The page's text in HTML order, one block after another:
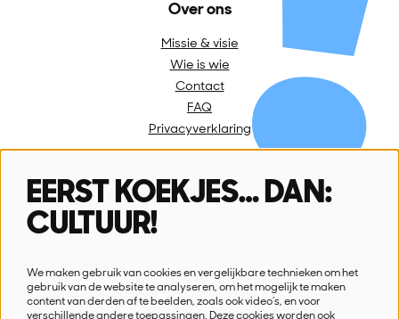
Over ons
Missie & visie
Wie is wie
Contact
FAQ
Privacyverklaring
Volg ons
EERST KOEKJES… DAN:
CULTUUR!
We maken gebruik van cookies en vergelijkbare technieken om het
gebruik van de website te analyseren, om het mogelijk te maken
content van derden af te beelden, zoals ook video’s, en voor
verschillende andere toepassingen. Deze cookies worden ook